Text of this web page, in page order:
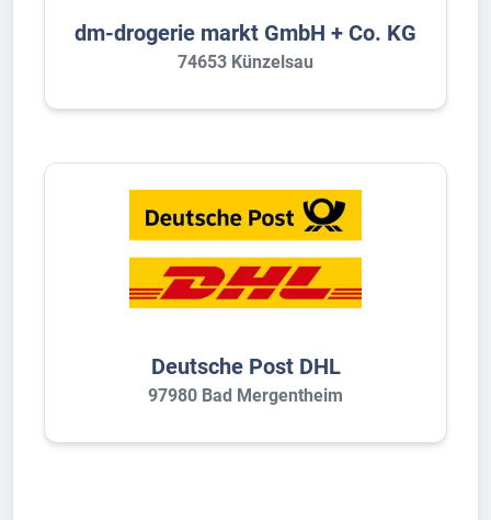
dm-drogerie markt GmbH + Co. KG
74653 Künzelsau
Deutsche Post DHL
97980 Bad Mergentheim